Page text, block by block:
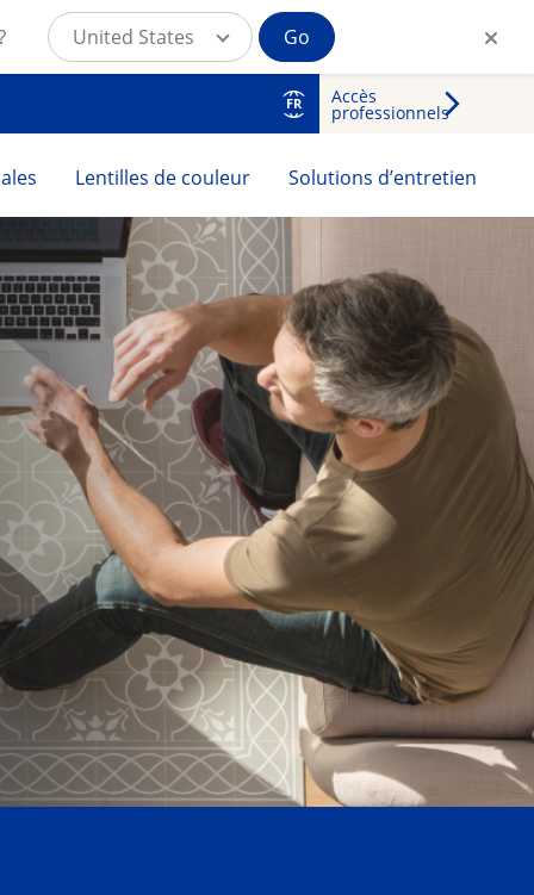
FR Accès
professionnels
Lentilles de couleur Solutions d’entretien
United States Go